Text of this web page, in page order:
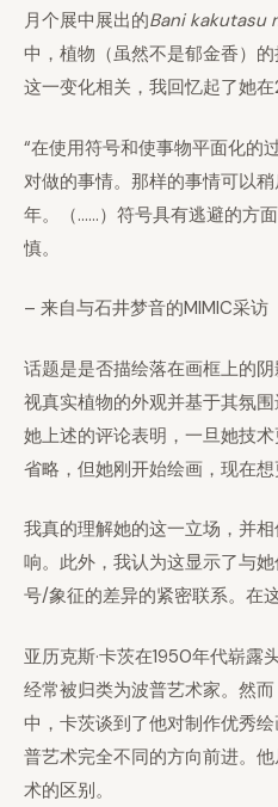
月个展中展出的Bani kakutasu
中，植物（虽然不是郁金香）
这一变化相关，我回忆起了她在
“在使用符号和使事物平面化的
对做的事情。那样的事情可以
年。（……）符号具有逃避的方
慎。
– 来自与石井梦音的MIMIC采访
话题是是否描绘落在画框上的
视真实植物的外观并基于其氛围
她上述的评论表明，一旦她技
省略，但她刚开始绘画，现在想
我真的理解她的这一立场，并
响。此外，我认为这显示了与
号/象征的差异的紧密联系。在
亚历克斯·卡茨在1950年代崭露
经常被归类为波普艺术家。然
中，卡茨谈到了他对制作优秀
普艺术完全不同的方向前进。
术的区别。